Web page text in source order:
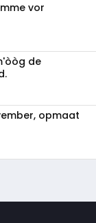
vor
de
opmaat